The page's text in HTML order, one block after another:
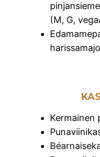
(M, G,
Kermainen